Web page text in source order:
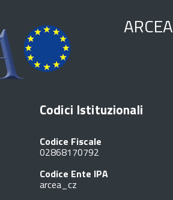
ARCEA
Codici Istituzionali
Codice Fiscale
02868170792
Codice Ente IPA
arcea_cz